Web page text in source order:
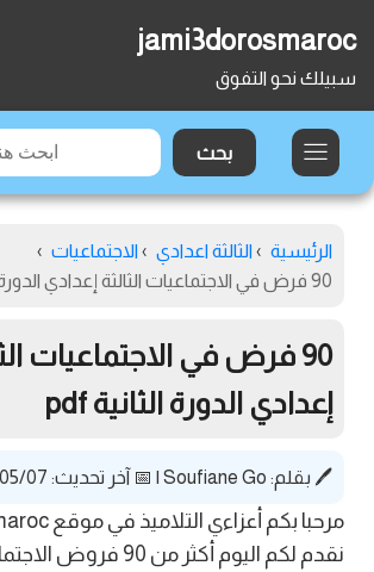
jami3dorosmaroc
سبيلك نحو التفوق
الرئيسية › الثالثة اعدادي › الاجتماعيات ›
90 فرض في الاجتماعيات الثالثة إعدادي الدورة الثانية pdf
90 فرض في الاجتماعيات
إعدادي الدورة الثانية pdf
🖊️ بقلم: Soufiane Go
| 📅 آخر تحديث: 2025/05/07
نقدم لكم اليوم أكثر من